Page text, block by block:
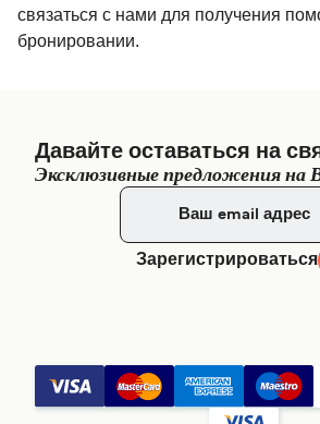
связаться с нами для получения
бронировании.
Давайте оставаться на
Эксклюзивные предложения на
Зарегистрироваться